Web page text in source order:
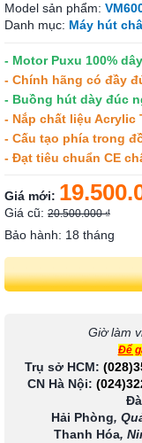
Model sản phẩm:
Danh mục: Máy hút
- Motor Puxu 100%
- Chính hãng có đầy
- Buồng hút dày đúc
- Nắp chất liệu Acrylic
- Cấu tạo phía trong
- Đạt tiêu chuẩn CE
Giá mới:
Giá cũ: 20.500.000 ₫
Bảo hành: 18 tháng
Giờ làm
Để
Trụ sở HCM:
CN Hà Nội:
Hải Phòng,
Thanh Hóa,